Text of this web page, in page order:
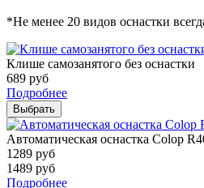
*Не менее 20 видов оснастки
Клише самозанятого без оснастки
689 руб
Подробнее
Выбрать
Автоматическая оснастка Colop
1289 руб
1489 руб
Подробнее